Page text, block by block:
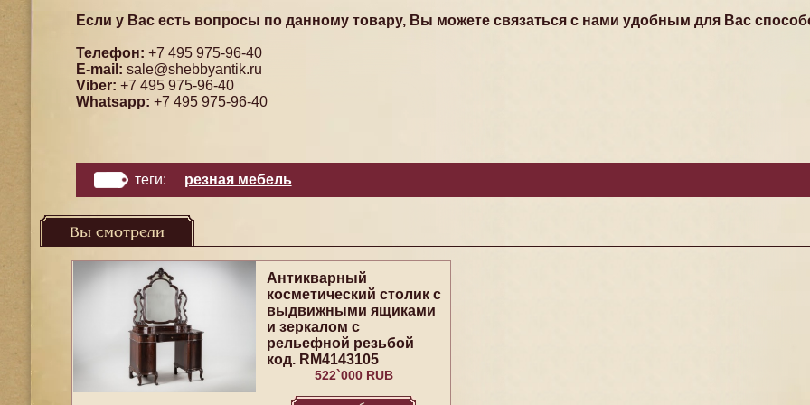
Если у Вас есть вопросы по данному товару, Вы можете связаться с нами удобным для Вас
Телефон: +7 495 975-96-40
E-mail: sale@shebbyantik.ru
Viber: +7 495 975-96-40
Whatsapp: +7 495 975-96-40
теги: резная мебель
Вы смотрели
Антикварный
косметический столик с
выдвижными ящиками
и зеркалом с
рельефной резьбой
код. RM4143105
522`000 RUB